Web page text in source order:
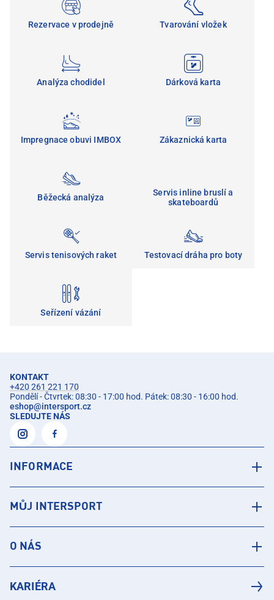
Rezervace v prodejně Tvarování vložek
Analýza chodidel Dárková karta
Impregnace obuvi IMBOX Zákaznická karta
Běžecká analýza
Servis inline bruslí a
skateboardů
Servis tenisových raket Testovací dráha pro boty
Seřízení vázání
KONTAKT
+420 261 221 170
Pondělí - Čtvrtek: 08:30 - 17:00 hod. Pátek: 08:30 - 16:00 hod.
eshop@intersport.cz
SLEDUJTE NÁS
INFORMACE
MŮJ INTERSPORT
O NÁS
KARIÉRA